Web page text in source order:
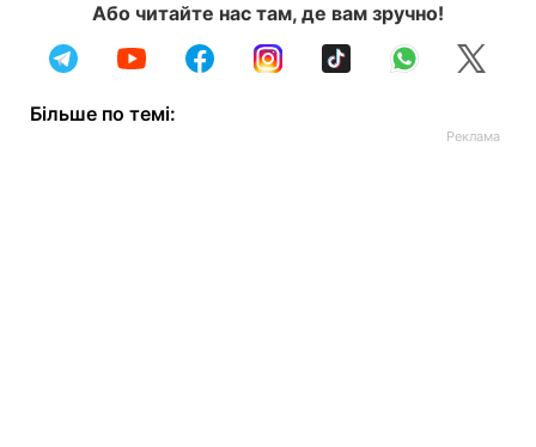
Або читайте нас там, де вам зручно!
Більше по темі: